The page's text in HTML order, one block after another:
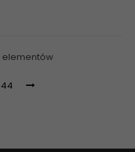
elementów
44